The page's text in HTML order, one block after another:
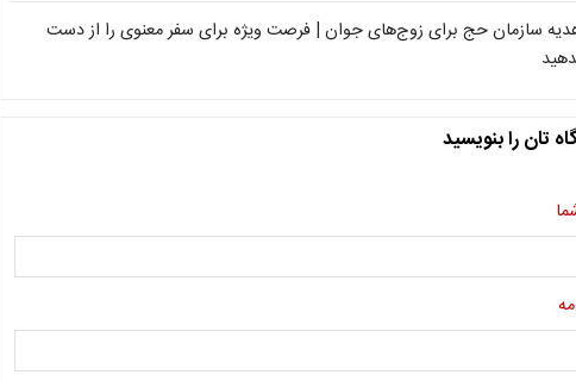
سازمان حج برای زوج‌های جوان | فرصت ویژه برای سفر معنوی را از دست
تان را بنویسید